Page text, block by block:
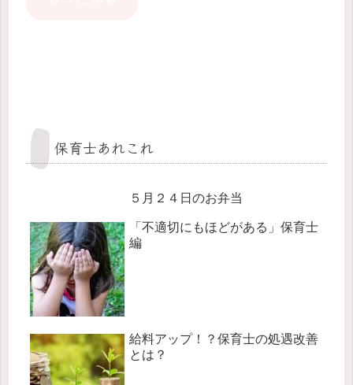
保育士あれこれ
５月２４日のお弁当
「不適切にもほどがある」保育士
編
給料アップ！？保育士の処遇改善
とは？